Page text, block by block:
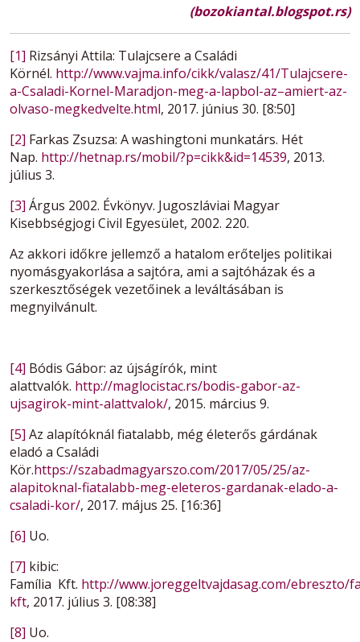
(bozokiantal.blogspot.rs)
[1] Rizsányi Attila: Tulajcsere a Családi
Körnél. http://www.vajma.info/cikk/valasz/41/Tulajcsere-
a-Csaladi-Kornel-Maradjon-meg-a-lapbol-az–amiert-az-
olvaso-megkedvelte.html, 2017. június 30. [8:50]
[2] Farkas Zsuzsa: A washingtoni munkatárs. Hét
Nap. http://hetnap.rs/mobil/?p=cikk&id=14539, 2013.
július 3.
[3] Árgus 2002. Évkönyv. Jugoszláviai Magyar
Kisebbségjogi Civil Egyesület, 2002. 220.
Az akkori időkre jellemző a hatalom erőteljes politikai
nyomásgyakorlása a sajtóra, ami a sajtóházak és a
szerkesztőségek vezetőinek a leváltásában is
megnyilvánult.
[4] Bódis Gábor: az újságírók, mint
alattvalók. http://maglocistac.rs/bodis-gabor-az-
ujsagirok-mint-alattvalok/, 2015. március 9.
[5] Az alapítóknál fiatalabb, még életerős gárdának
eladó a Családi
Kör.https://szabadmagyarszo.com/2017/05/25/az-
alapitoknal-fiatalabb-meg-eleteros-gardanak-elado-a-
csaladi-kor/, 2017. május 25. [16:36]
[6] Uo.
[7] kibic:
Família Kft. http://www.joreggeltvajdasag.com/ebreszto/
kft, 2017. július 3. [08:38]
[8] Uo.